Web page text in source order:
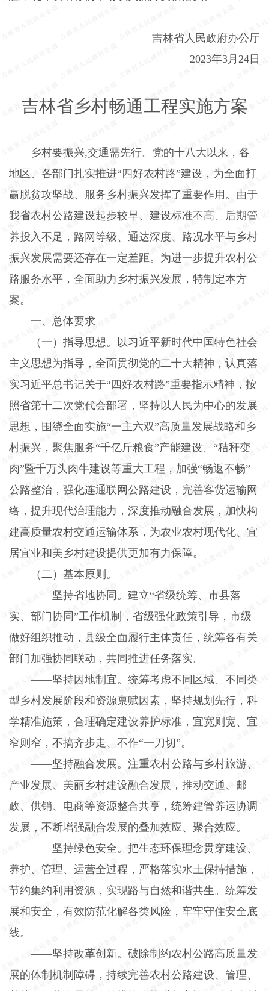
吉林省人民政府办公厅
2023年3 月 24日
吉林省乡村畅通工程实施方案
乡村要振兴,交通需先行。党的十八大以来，各
地区、各部门扎实推进“四好农村路”建设，为全面打
赢脱贫攻坚战、服务乡村振兴发挥了重要作用。由于
我省农村公路建设起步较早、建设标准不高、后期管
养投入不足，路网等级、通达深度、路况水平与乡村
振兴发展需要还存在一定差距。为进一步提升农村公
路服务水平，全面助力乡村振兴发展，特制定本方
案。
一、总体要求
（一）指导思想。
以习近平新时代中国特色社会
主义思想为指导，全面贯彻党的二十大精神，认真落
实习近平总书记关于“四好农村路”重要指示精神，按
照省第十二次党代会部署，坚持以人民为中心的发展
思想，围绕全面实施“一主六双”高质量发展战略和乡
村振兴，聚焦服务“千亿斤粮食”产能建设、“秸秆变
肉”暨千万头肉牛建设等重大工程，加强“畅返不畅”
公路整治，强化连通联网公路建设，完善客货运输网
络，提升现代治理能力，深度推动融合发展，加快构
建高质量农村交通运输体系，为农业农村现代化、宜
居宜业和美乡村建设提供更加有力保障。
（二）基本原则。
——坚持省地协同。建立“省级统筹、市县落
实、部门协同”工作机制，省级强化政策引导，市级
做好组织推动，县级全面履行主体责任，统筹各有关
部门加强协同联动，共同推进任务落实。
——坚持因地制宜。统筹考虑不同区域、不同类
型乡村发展阶段和资源禀赋因素，坚持规划先行，科
学精准施策，合理确定建设养护标准，宜宽则宽、宜
窄则窄，不搞齐步走、不作“一刀切”。
——坚持融合发展。注重农村公路与乡村旅游、
产业发展、美丽乡村建设融合发展，推动交通、邮
政、供销、电商等资源整合共享，统筹建管养运协调
发展，不断增强融合发展的叠加效应、聚合效应。
——坚持绿色安全。把生态环保理念贯穿建设、
养护、管理、运营全过程，严格落实水土保持措施，
节约集约利用资源，实现路与自然和谐共生。统筹发
展和安全，有效防范化解各类风险，牢牢守住安全底
线。
——坚持改革创新。破除制约农村公路高质量发
展的体制机制障碍，持续完善农村公路建设、管理、